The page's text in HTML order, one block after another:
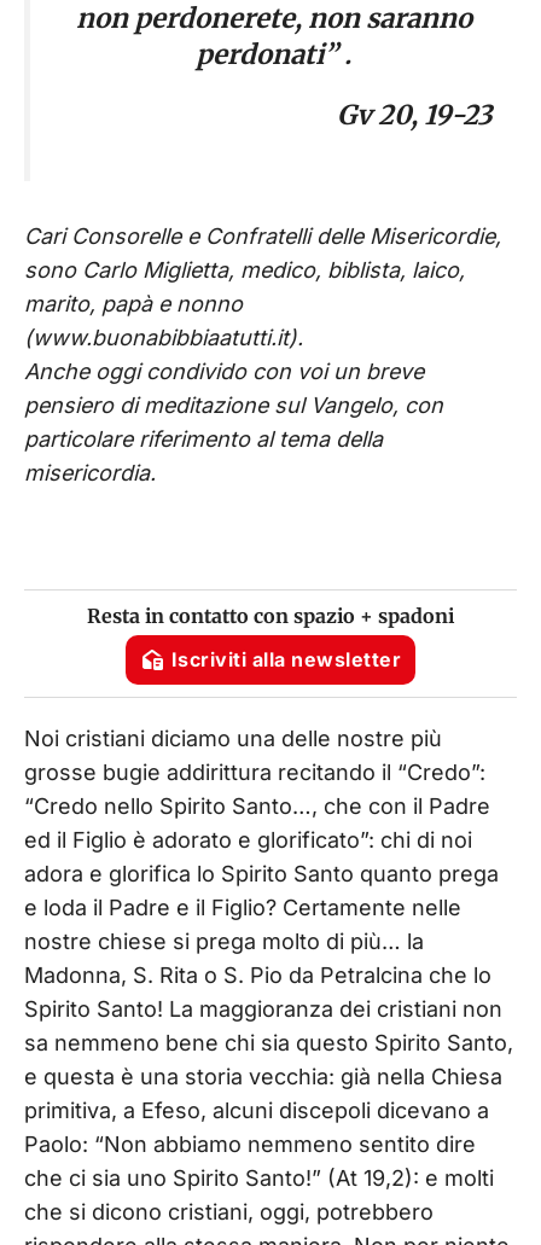
non perdonerete, non saranno
perdonati” .
Gv 20, 19-23
Cari Consorelle e Confratelli delle Misericordie, ​
sono Carlo Miglietta, medico, biblista, laico,
marito, papà e nonno
(www.buonabibbiaatutti.it).
Anche oggi condivido con voi un breve
pensiero di meditazione sul Vangelo, con
particolare riferimento al tema della
misericordia.
Resta in contatto con spazio + spadoni
Iscriviti alla newsletter
Noi cristiani diciamo una delle nostre più
grosse bugie addirittura recitando il “Credo”:
“Credo nello Spirito Santo…, che con il Padre
ed il Figlio è adorato e glorificato”: chi di noi
adora e glorifica lo Spirito Santo quanto prega
e loda il Padre e il Figlio? Certamente nelle
nostre chiese si prega molto di più… la
Madonna, S. Rita o S. Pio da Petralcina che lo
Spirito Santo! La maggioranza dei cristiani non
sa nemmeno bene chi sia questo Spirito Santo,
e questa è una storia vecchia: già nella Chiesa
primitiva, a Efeso, alcuni discepoli dicevano a
Paolo: “Non abbiamo nemmeno sentito dire
che ci sia uno Spirito Santo!” (At 19,2): e molti
che si dicono cristiani, oggi, potrebbero